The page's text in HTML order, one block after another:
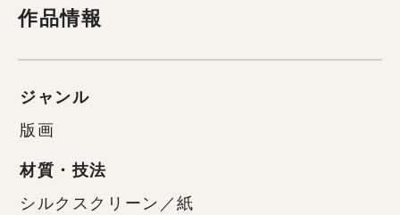
作品情報
ジャンル
版画
材質・技法
シルクスクリーン／紙